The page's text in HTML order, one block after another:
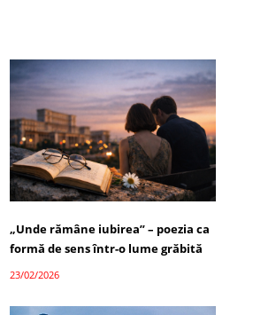
„Unde rămâne iubirea” – poezia ca
formă de sens într-o lume grăbită
23/02/2026